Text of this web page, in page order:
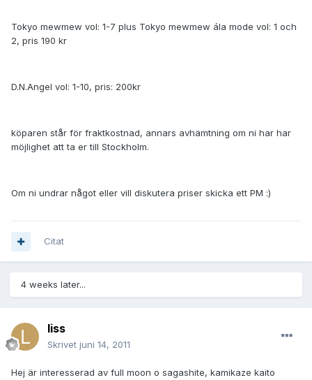
Tokyo mewmew vol: 1-7 plus Tokyo mewmew ála mode vol: 1 och
2, pris 190 kr
D.N.Angel vol: 1-10, pris: 200kr
köparen står för fraktkostnad, annars avhämtning om ni har har
möjlighet att ta er till Stockholm.
Om ni undrar något eller vill diskutera priser skicka ett PM :)
Citat
4 weeks later...
liss
Skrivet juni 14, 2011
Hej är interesserad av full moon o sagashite, kamikaze kaito